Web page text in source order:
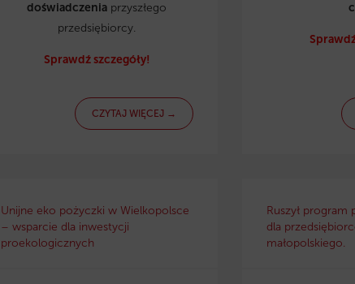
doświadczenia przyszłego
przedsiębiorcy.
Sprawdź szczegóły!
CZYTAJ WIĘCEJ →
Unijne eko pożyczki w Wielkopolsce
– wsparcie dla inwestycji
proekologicznych
Ruszył program
dla
małopolskiego.